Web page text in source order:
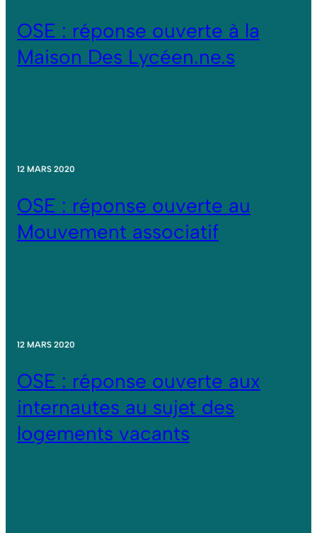
OSE : réponse ouverte à la
Maison Des Lycéen.ne.s
12 MARS 2020
OSE : réponse ouverte au
Mouvement associatif
12 MARS 2020
OSE : réponse ouverte aux
internautes au sujet des
logements vacants